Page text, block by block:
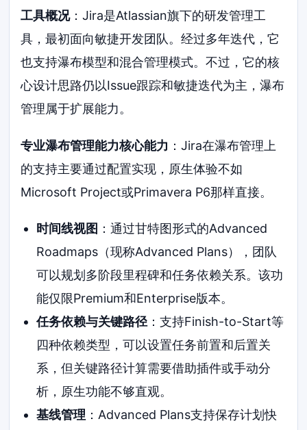
工具概况：Jira是Atlassian旗下的研发管理工
具，最初面向敏捷开发团队。经过多年迭代，它
也支持瀑布模型和混合管理模式。不过，它的核
心设计思路仍以Issue跟踪和敏捷迭代为主，瀑布
管理属于扩展能力。
专业瀑布管理能力核心能力 ：Jira在瀑布管理上
的支持主要通过配置实现，原生体验不如
Microsoft Project或Primavera P6那样直接。
时间线视图 ：通过甘特图形式的Advanced
Roadmaps（现称Advanced Plans），团队
可以规划多阶段里程碑和任务依赖关系。该功
能仅限Premium和Enterprise版本。
任务依赖与关键路径：支持Finish-to-Start等
四种依赖类型，可以设置任务前置和后置关
系，但关键路径计算需要借助插件或手动分
析，原生功能不够直观。
基线管理 ：Advanced Plans支持保存计划快